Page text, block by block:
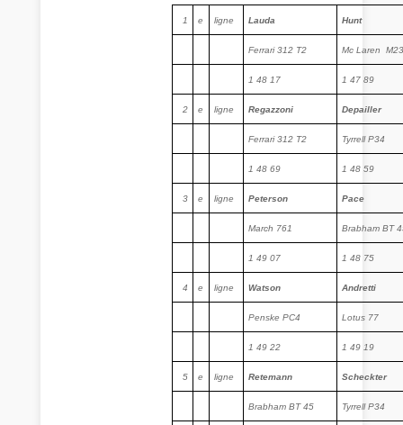
1 e ligne Lauda Hunt
Ferrari 312 T2 Mc Laren M23
1 48 17 1 47 89
2 e ligne Regazzoni Depailler
Ferrari 312 T2 Tyrrell P34
1 48 69 1 48 59
3 e ligne Peterson Pace
March 761 Brabham BT
1 49 07 1 48 75
4 e ligne Watson Andretti
Penske PC4 Lotus 77
1 49 22 1 49 19
5 e ligne Retemann Scheckter
Brabham BT 45 Tyrrell P34